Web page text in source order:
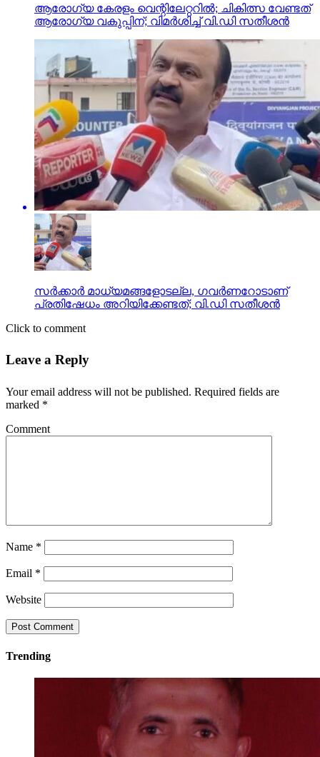
ആരോഗ്യ കേരളം വെന്റിലേറ്ററില്‍; ചികിത്സ വേണ്ടത്
ആരോഗ്യ വകുപ്പിന്; വിമര്‍ശിച്ച് വി.ഡി സതീശന്‍
സര്‍ക്കാര്‍ മാധ്യമങ്ങളോടല്ല, ഗവര്‍ണറോടാണ്
പ്രതിഷേധം അറിയിക്കേണ്ടത്; വി.ഡി സതീശന്‍
Click to comment
Leave a Reply
Your email address will not be published. Required fields are
marked *
Comment
Name *
Email *
Website
Trending